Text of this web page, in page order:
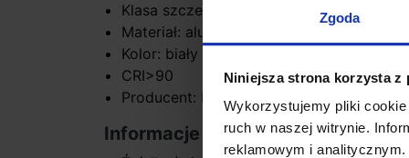
Zgoda
Niniejsza strona korzysta z
Wykorzystujemy pliki
ruch w naszej witrynie.
reklamowym i
Klasa szczelności: IP32
Materiał: aluminium
Kolor: biały
CRI>90
Producent: BPM Lighting
Informacje dodatkowe: